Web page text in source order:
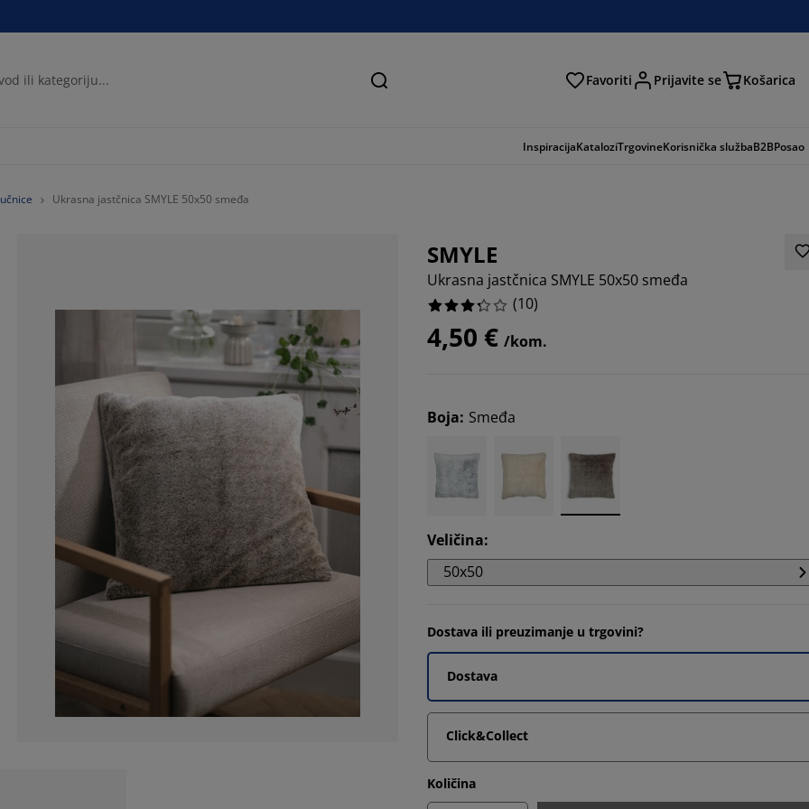
Pretraga Favoriti Prijavite se Košarica
InspiracijaKataloziTrgovineKorisnička službaB2BPosao
Ukrasna jastčnica SMYLE 50x50 smeđa
SMYLE
Ukrasna jastčnica SMYLE 50x50 smeđa
(10)
4,50 € /kom.
Boja: Smeđa
Veličina:
50x50
Dostava ili preuzimanje u trgovini?
Dostava
Click&Collect
Količina